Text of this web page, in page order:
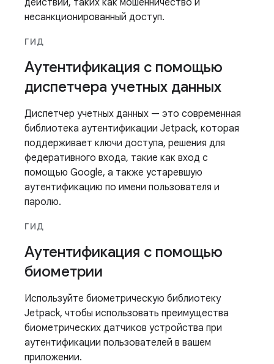
действий, таких как мошенничество и
несанкционированный доступ.
ГИД
Аутентификация с помощью
диспетчера учетных данных
Диспетчер учетных данных — это современная
библиотека аутентификации Jetpack, которая
поддерживает ключи доступа, решения для
федеративного входа, такие как вход с
помощью Google, а также устаревшую
аутентификацию по имени пользователя и
паролю.
ГИД
Аутентификация с помощью
биометрии
Используйте биометрическую библиотеку
Jetpack, чтобы использовать преимущества
биометрических датчиков устройства при
аутентификации пользователей в вашем
приложении.